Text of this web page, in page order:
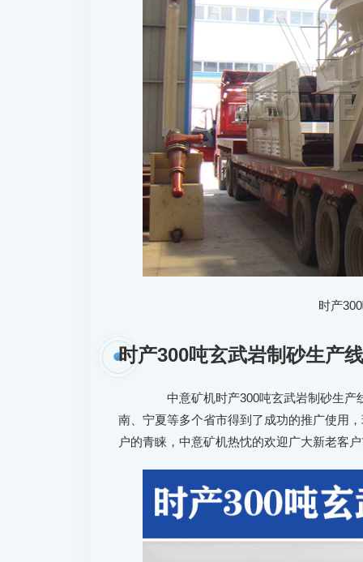
时产
时产300吨玄武岩制砂生产
中意矿机时产300吨玄武岩制砂生产
南、宁夏等多个省市得到了成功的推广使用
户的青睐，中意矿机热忱的欢迎广大新老客